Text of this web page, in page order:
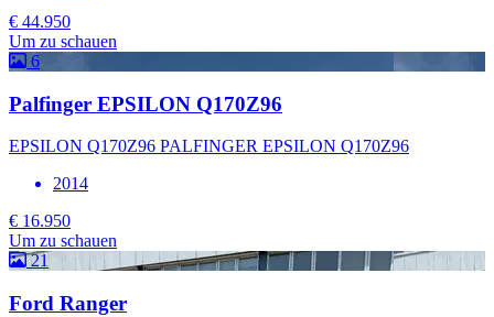
€ 44.950
Um zu schauen
6
Palfinger EPSILON Q170Z96
EPSILON Q170Z96 PALFINGER EPSILON Q170Z96
2014
€ 16.950
Um zu schauen
21
Ford Ranger